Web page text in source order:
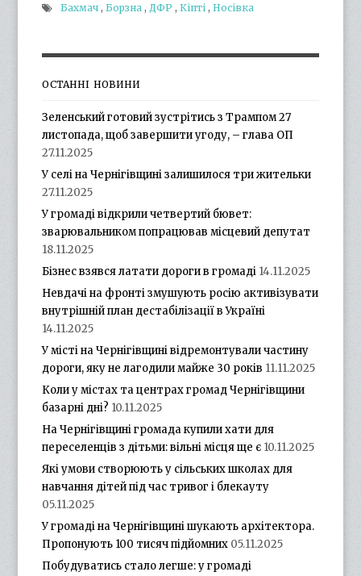
Бахмач ,Борзна , ДФР ,Кіпті ,Носівка
ОСТАННІ НОВИНИ
Зеленський готовий зустрітись з Трампом 27
листопада, щоб завершити угоду, – глава ОП
27.11.2025
У селі на Чернігівщині залишилося три жительки
27.11.2025
У громаді відкрили четвертий бювет:
зварювальником попрацював місцевий депутат
18.11.2025
Бізнес взявся латати дороги в громаді 14.11.2025
Невдачі на фронті змушують росію активізувати
внутрішній план дестабілізації в Україні
14.11.2025
У місті на Чернігівщині відремонтували частину
дороги, яку не лагодили майже 30 років 11.11.2025
Коли у містах та центрах громад Чернігівщини
базарні дні? 10.11.2025
На Чернігівщині громада купили хати для
переселенців з дітьми: вільні місця ще є 10.11.2025
Які умови створюють у сільських школах для
навчання дітей під час тривог і блекауту
05.11.2025
У громаді на Чернігівщині шукають архітектора.
Пропонують 100 тисяч підйомних 05.11.2025
Побудуватись стало легше: у громаді